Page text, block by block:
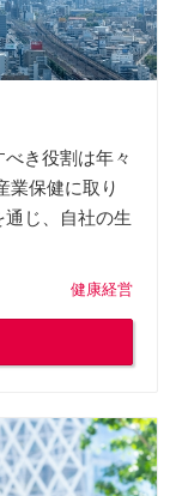
き役割は年々
業保健に取り
じ、自社の生
健康経営